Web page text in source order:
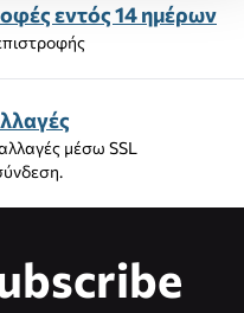
εντός 14 ημέρων
μέσω SSL